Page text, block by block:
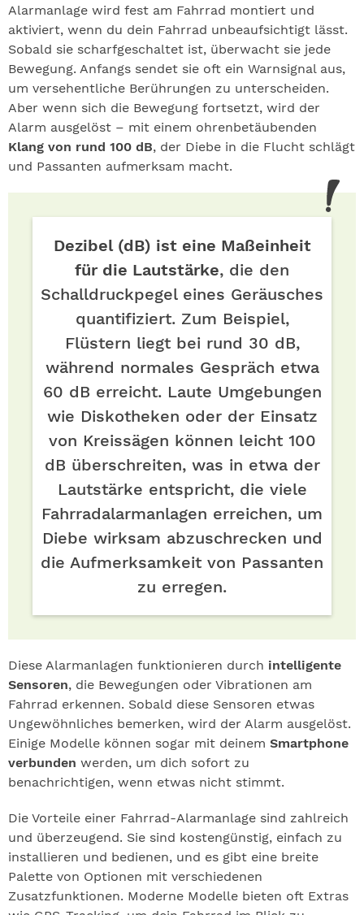
Alarmanlage wird fest am Fahrrad montiert und
aktiviert, wenn du dein Fahrrad unbeaufsichtigt lässt.
Sobald sie scharfgeschaltet ist, überwacht sie jede
Bewegung. Anfangs sendet sie oft ein Warnsignal aus,
um versehentliche Berührungen zu unterscheiden.
Aber wenn sich die Bewegung fortsetzt, wird der
Alarm ausgelöst – mit einem ohrenbetäubenden
Klang von rund 100 dB, der Diebe in die Flucht schlägt
und Passanten aufmerksam macht.
Dezibel (dB) ist eine Maßeinheit
für die Lautstärke, die den
Schalldruckpegel eines Geräusches
quantifiziert. Zum Beispiel,
Flüstern liegt bei rund 30 dB,
während normales Gespräch etwa
60 dB erreicht. Laute Umgebungen
wie Diskotheken oder der Einsatz
von Kreissägen können leicht 100
dB überschreiten, was in etwa der
Lautstärke entspricht, die viele
Fahrradalarmanlagen erreichen, um
Diebe wirksam abzuschrecken und
die Aufmerksamkeit von Passanten
zu erregen.
Diese Alarmanlagen funktionieren durch intelligente
Sensoren, die Bewegungen oder Vibrationen am
Fahrrad erkennen. Sobald diese Sensoren etwas
Ungewöhnliches bemerken, wird der Alarm ausgelöst.
Einige Modelle können sogar mit deinem Smartphone
verbunden werden, um dich sofort zu
benachrichtigen, wenn etwas nicht stimmt.
Die Vorteile einer Fahrrad-Alarmanlage sind zahlreich
und überzeugend. Sie sind kostengünstig, einfach zu
installieren und bedienen, und es gibt eine breite
Palette von Optionen mit verschiedenen
Zusatzfunktionen. Moderne Modelle bieten oft Extras